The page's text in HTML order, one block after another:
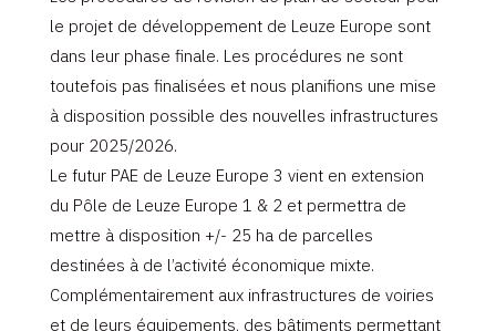
le projet de développement de Leuze Europe sont
dans leur phase finale. Les procédures ne sont
toutefois pas finalisées et nous planifions une mise
à disposition possible des nouvelles infrastructures
pour 2025/2026.
Le futur PAE de Leuze Europe 3 vient en extension
du Pôle de Leuze Europe 1 & 2 et permettra de
mettre à disposition +/- 25 ha de parcelles
destinées à de l’activité économique mixte.
Complémentairement aux infrastructures de voiries
et de leurs équipements, des bâtiments permettant